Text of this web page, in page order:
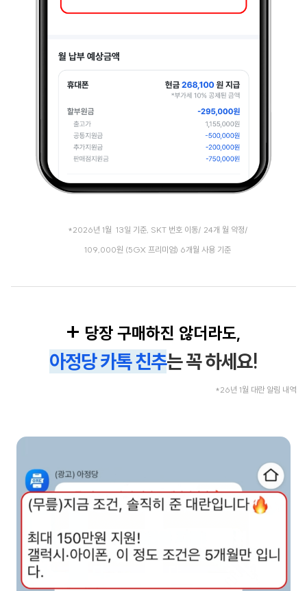
*2026년 1월 13일 기준, SKT 번호 이동/ 24개 월 약정/
109,000원 (5GX 프리미엄) 6개월 사용 기준
+ 당장 구매하진 않더라도,
아정당 카톡 친추는 꼭 하세요!
*26년 1월 대란 알림 내역